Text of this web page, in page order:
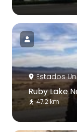
Estados
Ruby Lake
47.2 km